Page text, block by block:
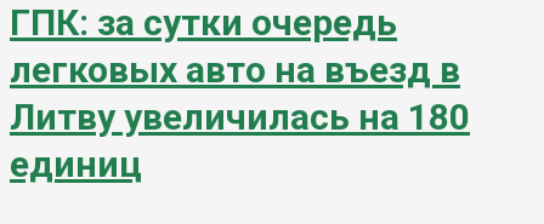
ГПК: за сутки очередь
легковых авто на въезд в
Литву увеличилась на 180
единиц